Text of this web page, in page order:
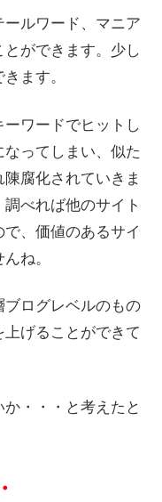
ルワード、マニア
ができます。少し
ます。
ワードでヒットし
ってしまい、似た
腐化されていきま
べれば他のサイト
、価値のあるサイ
ね。
ログレベルのもの
げることができて
・・・と考えたと